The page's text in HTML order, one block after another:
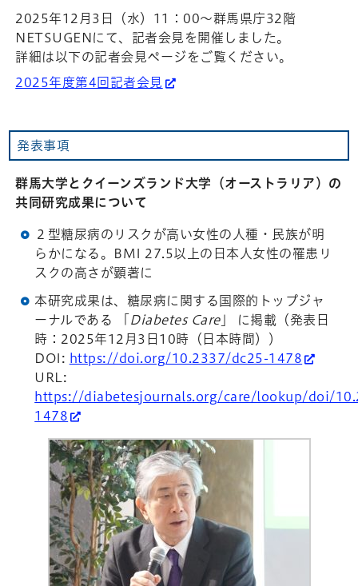
2025年12月3日（水）11：00～群馬県庁32階
NETSUGENにて、記者会見を開催しました。
詳細は以下の記者会見ページをご覧ください。
2025年度第4回記者会見
発表事項
群馬大学とクイーンズランド大学（オーストラリア）の
共同研究成果について
２型糖尿病のリスクが高い女性の人種・民族が明
らかになる。BMI 27.5以上の日本人女性の罹患リ
スクの高さが顕著に
本研究成果は、糖尿病に関する国際的トップジャ
ーナルである 「
Diabetes Care」 に掲載（発表日
時：2025年12月3日10時（日本時間））
DOI: https://doi.org/10.2337/dc25-1478
URL:
https://diabetesjournals.org/care/lookup/doi/
1478